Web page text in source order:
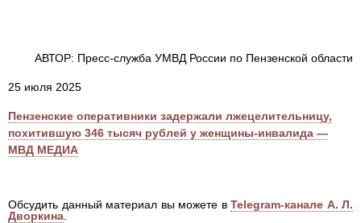
АВТОР: Пресс-служба УМВД России по Пензенской области
25 июля 2025
Пензенские оперативники задержали лжецелительницу,
похитившую 346 тысяч рублей у женщины-инвалида —
МВД МЕДИА
Обсудить данный материал вы можете в Telegram-канале А. Л.
Дворкина